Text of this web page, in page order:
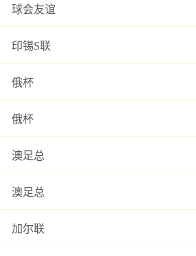
球会友谊
印锡S联
俄杯
俄杯
澳足总
澳足总
加尔联